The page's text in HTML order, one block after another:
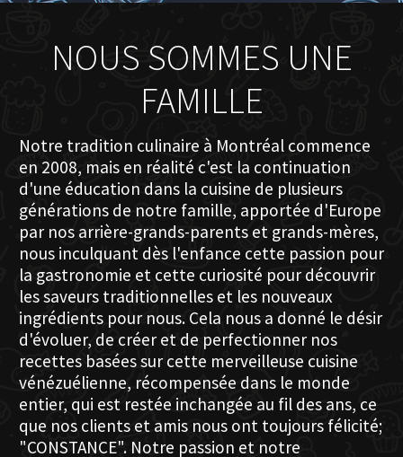
NOUS SOMMES UNE
FAMILLE
Notre tradition culinaire à Montréal commence
en 2008, mais en réalité c'est la continuation
d'une éducation dans la cuisine de plusieurs
générations de notre famille, apportée d'Europe
par nos arrière-grands-parents et grands-mères,
nous inculquant dès l'enfance cette passion pour
la gastronomie et cette curiosité pour découvrir
les saveurs traditionnelles et les nouveaux
ingrédients pour nous. Cela nous a donné le désir
d'évoluer, de créer et de perfectionner nos
recettes basées sur cette merveilleuse cuisine
vénézuélienne, récompensée dans le monde
entier, qui est restée inchangée au fil des ans, ce
que nos clients et amis nous ont toujours félicité;
"CONSTANCE". Notre passion et notre